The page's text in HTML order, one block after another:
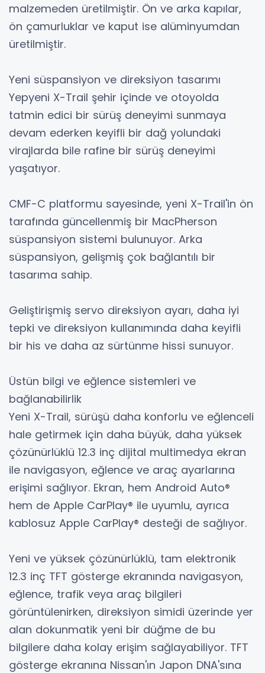
malzemeden üretilmiştir. Ön ve arka kapılar,
ön çamurluklar ve kaput ise alüminyumdan
üretilmiştir.
Yeni süspansiyon ve direksiyon tasarımı
Yepyeni X-Trail şehir içinde ve otoyolda
tatmin edici bir sürüş deneyimi sunmaya
devam ederken keyifli bir dağ yolundaki
virajlarda bile rafine bir sürüş deneyimi
yaşatıyor.
CMF-C platformu sayesinde, yeni X-Trail'in ön
tarafında güncellenmiş bir MacPherson
süspansiyon sistemi bulunuyor. Arka
süspansiyon, gelişmiş çok bağlantılı bir
tasarıma sahip.
Geliştirişmiş servo direksiyon ayarı, daha iyi
tepki ve direksiyon kullanımında daha keyifli
bir his ve daha az sürtünme hissi sunuyor.
Üstün bilgi ve eğlence sistemleri ve
bağlanabilirlik
Yeni X-Trail, sürüşü daha konforlu ve eğlenceli
hale getirmek için daha büyük, daha yüksek
çözünürlüklü 12.3 inç dijital multimedya ekran
ile navigasyon, eğlence ve araç ayarlarına
erişimi sağlıyor. Ekran, hem Android Auto®
hem de Apple CarPlay® ile uyumlu, ayrıca
kablosuz Apple CarPlay® desteği de sağlıyor.
Yeni ve yüksek çözünürlüklü, tam elektronik
12.3 inç TFT gösterge ekranında navigasyon,
eğlence, trafik veya araç bilgileri
görüntülenirken, direksiyon simidi üzerinde yer
alan dokunmatik yeni bir düğme de bu
bilgilere daha kolay erişim sağlayabiliyor. TFT
gösterge ekranına Nissan'ın Japon DNA'sına